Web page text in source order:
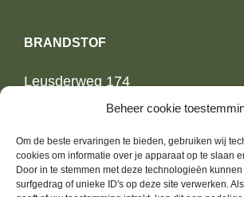
Beheer cookie
Om de beste ervaringen te bieden, gebruiken wij
cookies om informatie over je apparaat op te slaan
Door in te stemmen met deze technologieën
surfgedrag of unieke ID's op deze site verwerken.
BRANDSTOF
Leusderweg 174
3817KE Amersfoort
06-13739364
jurrien@brandstoffashion.nl